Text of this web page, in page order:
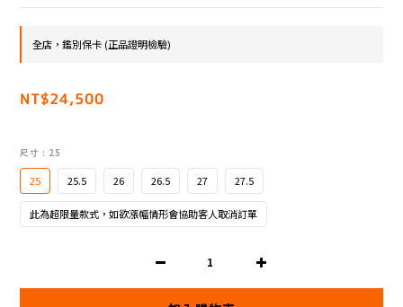
全店，鑑別保卡 (正品證明檢驗)
NT$24,500
尺寸 : 25
25 25.5 26 26.5 27 27.5
此為超限量款式，如欲漲幅情形會協助客人取消訂單